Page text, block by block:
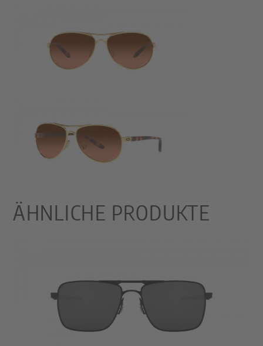
ÄHNLICHE PRODUKTE